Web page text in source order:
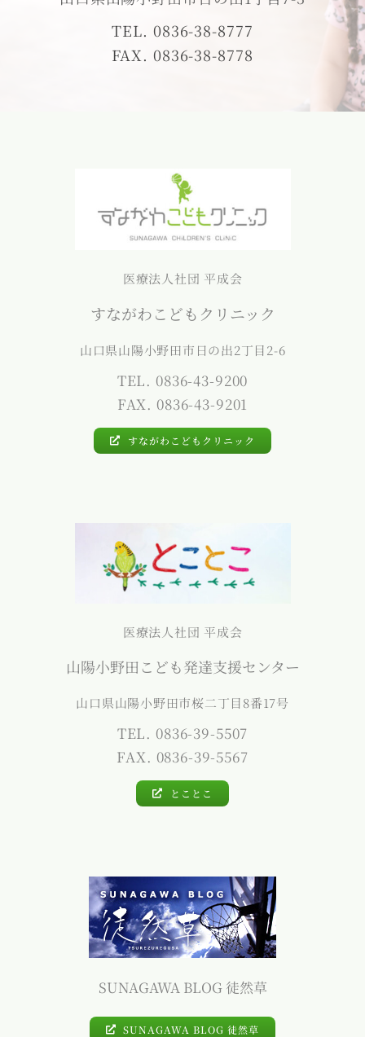
TEL. 0836-38-8777
FAX. 0836-38-8778
医療法人社団 平成会
すながわこどもクリニック
山口県山陽小野田市日の出2丁目2-6
TEL. 0836-43-9200
FAX. 0836-43-9201
すながわこどもクリニック
医療法人社団 平成会
山陽小野田こども発達支援センター
山口県山陽小野田市桜二丁目8番17号
TEL. 0836-39-5507
FAX. 0836-39-5567
とことこ
SUNAGAWA BLOG 徒然草
SUNAGAWA BLOG 徒然草